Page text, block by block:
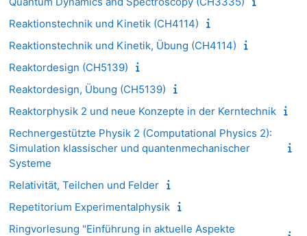
Reaktionstechnik und Kinetik (CH4114)
Reaktionstechnik und Kinetik, Übung (CH4114)
Reaktordesign (CH5139)
Reaktordesign, Übung (CH5139)
Reaktorphysik 2 und neue Konzepte in der Kerntechnik
Rechnergestützte Physik 2 (Computational Physics 2):
Simulation klassischer und quantenmechanischer
Systeme
Relativität, Teilchen und Felder
Repetitorium Experimentalphysik
Ringvorlesung "Einführung in aktuelle Aspekte